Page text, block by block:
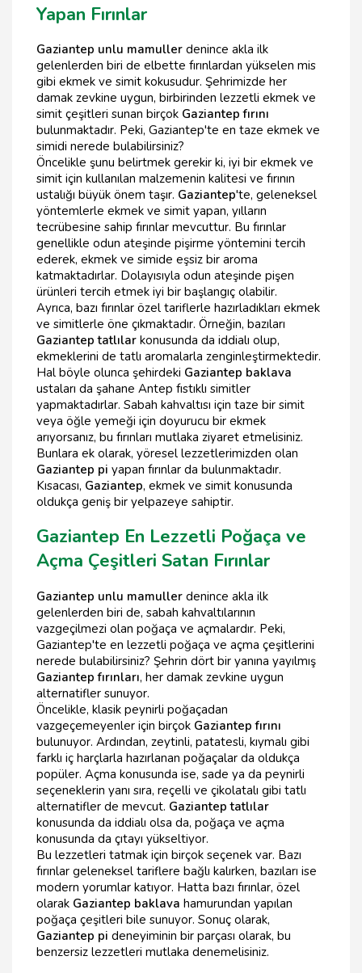
Yapan Fırınlar
Gaziantep unlu mamuller denince akla ilk
gelenlerden biri de elbette fırınlardan yükselen mis
gibi ekmek ve simit kokusudur. Şehrimizde her
damak zevkine uygun, birbirinden lezzetli ekmek ve
simit çeşitleri sunan birçok Gaziantep fırını
bulunmaktadır. Peki, Gaziantep'te en taze ekmek ve
simidi nerede bulabilirsiniz?
Öncelikle şunu belirtmek gerekir ki, iyi bir ekmek ve
simit için kullanılan malzemenin kalitesi ve fırının
ustalığı büyük önem taşır. Gaziantep'te, geleneksel
yöntemlerle ekmek ve simit yapan, yılların
tecrübesine sahip fırınlar mevcuttur. Bu fırınlar
genellikle odun ateşinde pişirme yöntemini tercih
ederek, ekmek ve simide eşsiz bir aroma
katmaktadırlar. Dolayısıyla odun ateşinde pişen
ürünleri tercih etmek iyi bir başlangıç olabilir.
Ayrıca, bazı fırınlar özel tariflerle hazırladıkları ekmek
ve simitlerle öne çıkmaktadır. Örneğin, bazıları
Gaziantep tatlılar konusunda da iddialı olup,
ekmeklerini de tatlı aromalarla zenginleştirmektedir.
Hal böyle olunca şehirdeki Gaziantep baklava
ustaları da şahane Antep fıstıklı simitler
yapmaktadırlar. Sabah kahvaltısı için taze bir simit
veya öğle yemeği için doyurucu bir ekmek
arıyorsanız, bu fırınları mutlaka ziyaret etmelisiniz.
Bunlara ek olarak, yöresel lezzetlerimizden olan
Gaziantep pi yapan fırınlar da bulunmaktadır.
Kısacası, Gaziantep, ekmek ve simit konusunda
oldukça geniş bir yelpazeye sahiptir.
Gaziantep En Lezzetli Poğaça ve
Açma Çeşitleri Satan Fırınlar
Gaziantep unlu mamuller denince akla ilk
gelenlerden biri de, sabah kahvaltılarının
vazgeçilmezi olan poğaça ve açmalardır. Peki,
Gaziantep'te en lezzetli poğaça ve açma çeşitlerini
nerede bulabilirsiniz? Şehrin dört bir yanına yayılmış
Gaziantep fırınları, her damak zevkine uygun
alternatifler sunuyor.
Öncelikle, klasik peynirli poğaçadan
vazgeçemeyenler için birçok Gaziantep fırını
bulunuyor. Ardından, zeytinli, patatesli, kıymalı gibi
farklı iç harçlarla hazırlanan poğaçalar da oldukça
popüler. Açma konusunda ise, sade ya da peynirli
seçeneklerin yanı sıra, reçelli ve çikolatalı gibi tatlı
alternatifler de mevcut. Gaziantep tatlılar
konusunda da iddialı olsa da, poğaça ve açma
konusunda da çıtayı yükseltiyor.
Bu lezzetleri tatmak için birçok seçenek var. Bazı
fırınlar geleneksel tariflere bağlı kalırken, bazıları ise
modern yorumlar katıyor. Hatta bazı fırınlar, özel
olarak Gaziantep baklava hamurundan yapılan
poğaça çeşitleri bile sunuyor. Sonuç olarak,
Gaziantep pi deneyiminin bir parçası olarak, bu
benzersiz lezzetleri mutlaka denemelisiniz.